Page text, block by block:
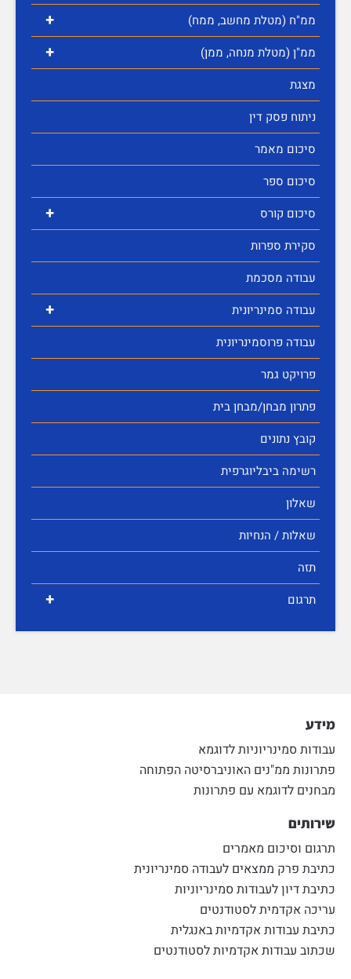
+ ממ"ח (מטלת מחשב, ממח)
+
ממ"ן (מטלת מנחה, ממן)
מצגת
ניתוח פסק דין
סיכום מאמר
סיכום ספר
+
סיכום קורס
סקירת ספרות
עבודה מסכמת
+
עבודה סמינריונית
עבודה פרוסמינריונית
פרויקט גמר
פתרון מבחן/מבחן בית
קובץ נתונים
רשימה ביבליוגרפית
שאלון
שאלות / הנחיות
תזה
+ תרגום
מידע
עבודות סמינריוניות לדוגמא
פתרונות ממ"נים האוניברסיטה הפתוחה
מבחנים לדוגמא עם פתרונות
שירותים
תרגום וסיכום מאמרים
כתיבת פרק ממצאים לעבודה סמינריונית
כתיבת דיון לעבודות סמינריוניות
עריכה אקדמית לסטודנטים
כתיבת עבודות אקדמיות באנגלית
שכתוב עבודות אקדמיות לסטודנטים